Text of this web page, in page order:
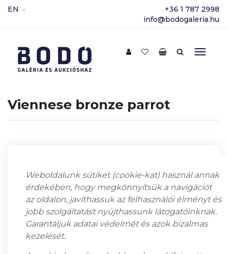
EN
+36 1 787 2998
info@bodogaleria.hu
Viennese bronze parrot
Weboldalunk sütiket (cookie-kat) használ annak
érdekében, hogy megkönnyítsük a navigációt
az oldalon, javíthassuk az felhasználói élményt és
jobb szolgáltatást nyújthassunk látogatóinknak.
Garantáljuk adatai védelmét és azok bizalmas
kezelését.